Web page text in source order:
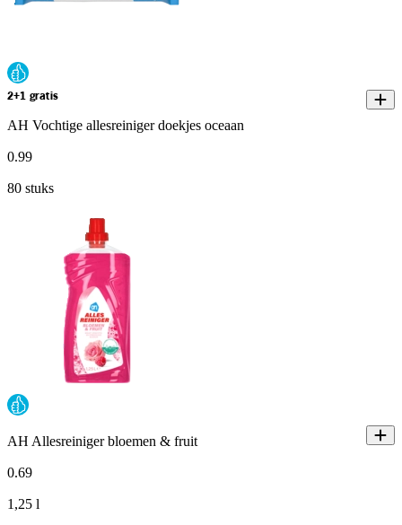
2+1 gratis
AH Vochtige allesreiniger doekjes oceaan
0.99
80 stuks
AH Allesreiniger bloemen & fruit
0.69
1,25 l